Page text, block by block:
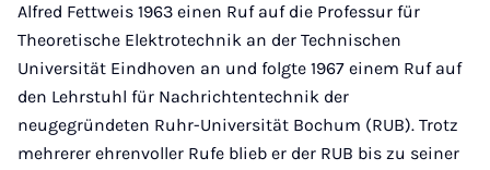
Alfred Fettweis 1963 einen Ruf auf die Professur für
Theoretische Elektrotechnik an der Technischen
Universität Eindhoven an und folgte 1967 einem Ruf auf
den Lehrstuhl für Nachrichtentechnik der
neugegründeten Ruhr-Universität Bochum (RUB). Trotz
mehrerer ehrenvoller Rufe blieb er der RUB bis zu seiner